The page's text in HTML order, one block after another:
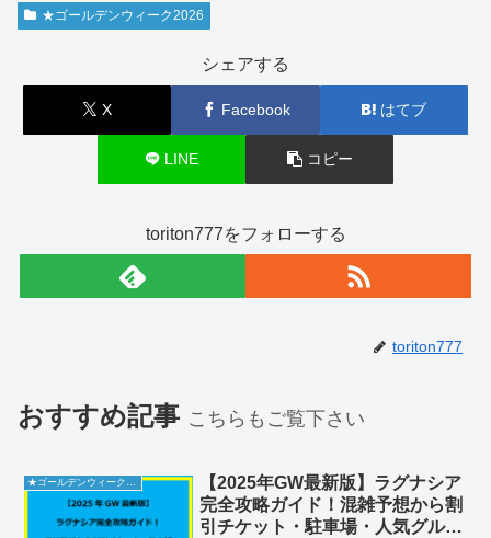
★ゴールデンウィーク2026
シェアする
X Facebook はてブ
LINE コピー
toriton777をフォローする
toriton777
おすすめ記事 こちらもご覧下さい
★ゴールデンウィーク2026
【2025年GW最新版】ラグナシア
完全攻略ガイド！混雑予想から割
引チケット・駐車場・人気グルメ